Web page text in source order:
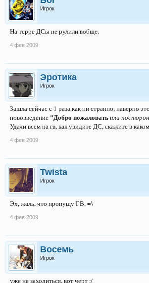
Игрок
На терре ДСы не рулили вобще.
4 фев 2009
Эротика
Игрок
Зашла сейчас с 1 раза как ни странно, наверно
нововведение "Добро пожаловатьили
Удачи всем на гв, как увидите ДС, скажите в
4 фев 2009
Twista
Игрок
Эх, жаль, что пропущу ГВ. =\
4 фев 2009
Восемь
Игрок
уже не заходиться, вот черт :(